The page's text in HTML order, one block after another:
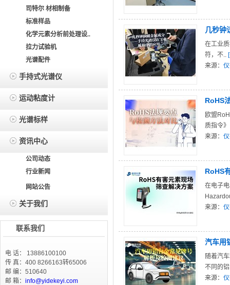
司特尔 材相制备
标准样品
化学元素分析前处理设..
拉力试验机
光谱配件
手持式光谱仪
运动粘度计
光谱标样
资讯中心
公司动态
行业新闻
网站公告
关于我们
联系我们
电 话： 13886100100
传 真：400 8266163转65006
邮 编：510640
邮 箱： info@yidekeyi.com
几秒钟
在工业
符，不..
来源：
RoHS
欧盟
质指令
来源：
RoHS
在电子
来源：
汽车用
随着汽
不同的
来源：